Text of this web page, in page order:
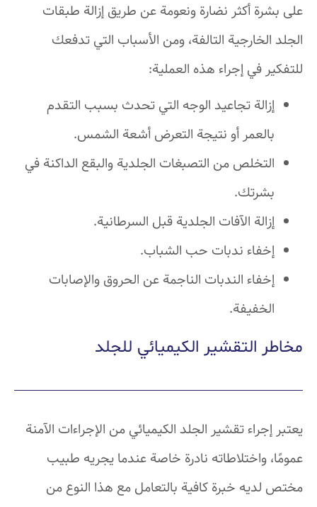
على بشرة أكثر نضارة ونعومة عن طريق إزالة طبقات
الجلد الخارجية التالفة، ومن الأسباب التي تدفعك
للتفكير في إجراء هذه العملية:
إزالة تجاعيد الوجه التي تحدث بسبب التقدم
بالعمر أو نتيجة التعرض أشعة الشمس.
التخلص من التصبغات الجلدية والبقع الداكنة في
بشرتك.
إزالة الآفات الجلدية قبل السرطانية.
إخفاء ندبات حب الشباب.
إخفاء الندبات الناجمة عن الحروق والإصابات
الخفيفة.
مخاطر التقشير الكيميائي للجلد
يعتبر إجراء تقشير الجلد الكيميائي من الإجراءات الآمنة
عمومًا، واختلاطاته نادرة خاصة عندما يجريه طبيب
مختص لديه خبرة كافية بالتعامل مع هذا النوع من